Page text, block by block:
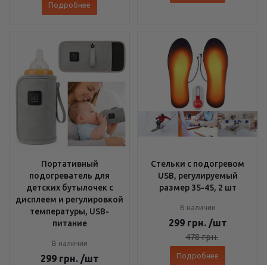
Подробнее
Портативный
подогреватель для
детских бутылочек с
дисплеем и регулировкой
температуры, USB-
питание
В наличии
299 грн. /шт
Стельки с подогревом
USB, регулируемый
размер 35-45, 2 шт
В наличии
299 грн. /шт
478грн.
Подробнее